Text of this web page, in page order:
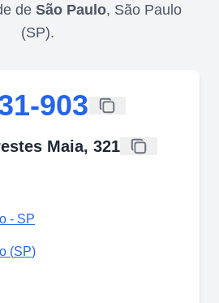
de São Paulo, São Paulo
(SP).
903
Maia, 321
- SP
(SP)